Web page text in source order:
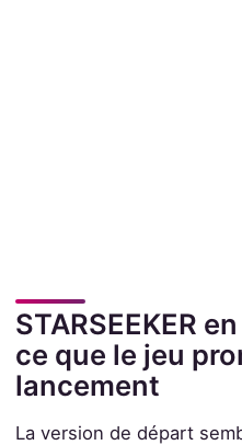
STARSEEKER
ce que le jeu
lancement
La version de départ